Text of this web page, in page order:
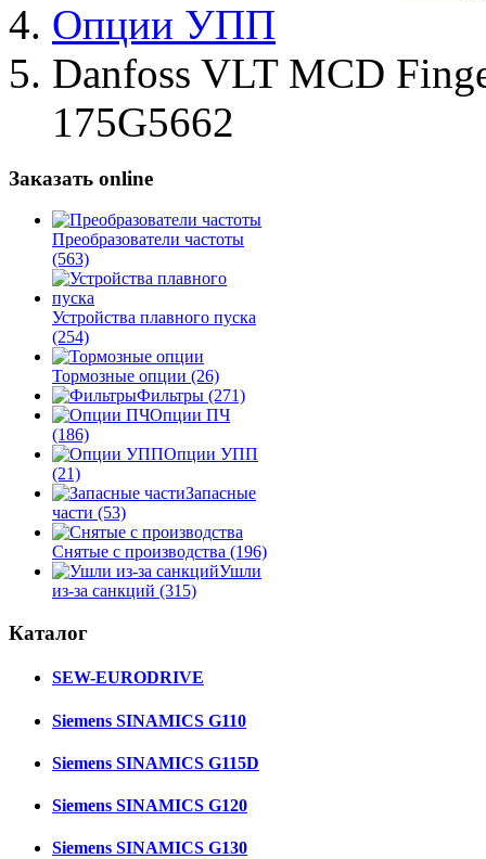
Опции УПП
Danfoss VLT MCD
175G5662
Заказать online
Преобразователи частоты
(563)
Устройства плавного пуска
(254)
Тормозные опции (26)
Фильтры (271)
Опции ПЧ
(186)
Опции УПП
(21)
Запасные
части (53)
Снятые с производства (196)
Ушли
из-за санкций (315)
Каталог
SEW-EURODRIVE
Siemens SINAMICS G110
Siemens SINAMICS G115D
Siemens SINAMICS G120
Siemens SINAMICS G130